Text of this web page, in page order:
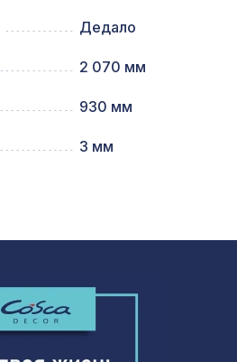
Дедало
2 070 мм
930 мм
3 мм